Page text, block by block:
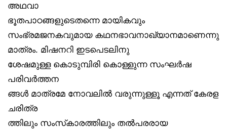
അഥവാ
ഭൂതപാഠങ്ങളുടെതന്നെ മായികവും
സംഭ്രമജനകവുമായ കഥനഭാവനാഖ്യാനമാണെന്നു
മാത്രം. മിഷനറി ഇടപെടലിനു
ശേഷമുള്ള കൊടുമ്പിരി കൊള്ളുന്ന സംഘർഷ
പരിവർത്തന
ങ്ങൾ മാത്രമേ നോവലിൽ വരുന്നുള്ളൂ എന്നത് കേരള
ചരിത്ര
ത്തിലും സംസ്‌കാരത്തിലും തൽപരരായ